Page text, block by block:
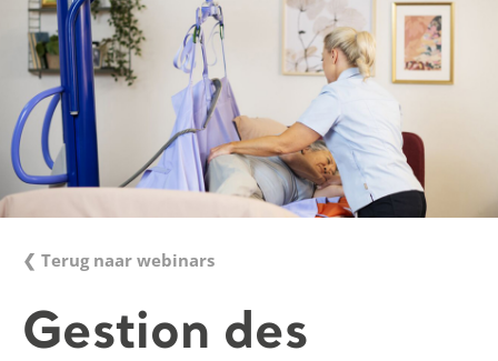
❮ Terug naar webinars
Gestion des